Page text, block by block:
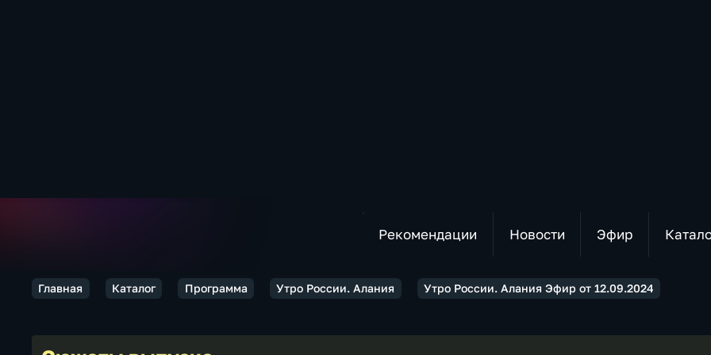
Рекомендации Новости Эфир
Главная Каталог Программа Утро России. Алания Утро России. Алания Эфир от 12.09.2024